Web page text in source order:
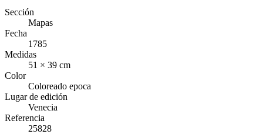
Sección
Mapas
Fecha
1785
Medidas
51 × 39 cm
Color
Coloreado epoca
Lugar de edición
Venecia
Referencia
25828